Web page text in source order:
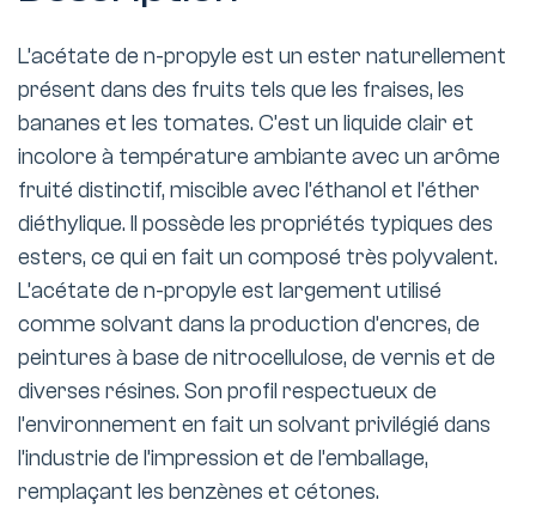
L’acétate de n-propyle est un ester naturellement
présent dans des fruits tels que les fraises, les
bananes et les tomates. C’est un liquide clair et
incolore à température ambiante avec un arôme
fruité distinctif, miscible avec l’éthanol et l’éther
diéthylique. Il possède les propriétés typiques des
esters, ce qui en fait un composé très polyvalent.
L’acétate de n-propyle est largement utilisé
comme solvant dans la production d’encres, de
peintures à base de nitrocellulose, de vernis et de
diverses résines. Son profil respectueux de
l’environnement en fait un solvant privilégié dans
l’industrie de l’impression et de l’emballage,
remplaçant les benzènes et cétones.